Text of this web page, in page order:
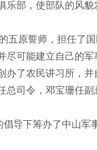
乐部，使部队的风
五原誓师，担任了
尽可能建立自己的军
办了农民讲习所，
总司令，邓宝珊任
倡导下筹办了中山